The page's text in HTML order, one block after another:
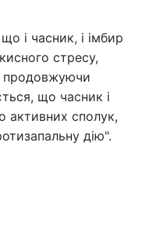
і часник, і імбир
стресу,
продовжуючи
що часник і
активних сполук,
дію".